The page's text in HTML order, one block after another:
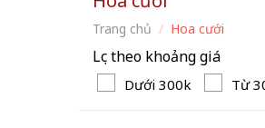
Trang chủ / Hoa cưới
Lọc theo khoảng giá
Dưới 300k Từ